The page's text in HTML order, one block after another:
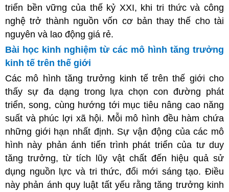
triển bền vững của thế kỷ XXI, khi tri thức và công
nghệ trở thành nguồn vốn cơ bản thay thế cho tài
nguyên và lao động giá rẻ.
Bài học kinh nghiệm từ các mô hình tăng trưởng
kinh tế trên thế giới
Các mô hình tăng trưởng kinh tế trên thế giới cho
thấy sự đa dạng trong lựa chọn con đường phát
triển, song, cùng hướng tới mục tiêu nâng cao năng
suất và phúc lợi xã hội. Mỗi mô hình đều hàm chứa
những giới hạn nhất định. Sự vận động của các mô
hình này phản ánh tiến trình phát triển của tư duy
tăng trưởng, từ tích lũy vật chất đến hiệu quả sử
dụng nguồn lực và tri thức, đổi mới sáng tạo. Điều
này phản ánh quy luật tất yếu rằng tăng trưởng kinh